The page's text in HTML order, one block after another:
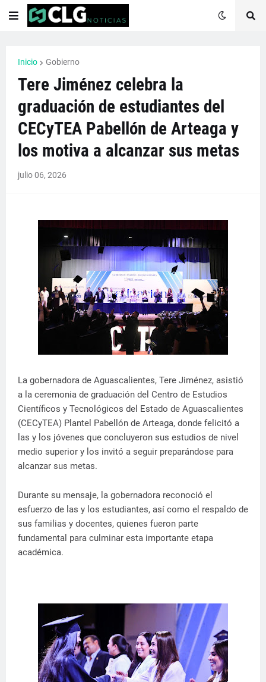
Inicio Gobierno
Tere Jiménez celebra la
graduación de estudiantes del
CECyTEA Pabellón de Arteaga y
los motiva a alcanzar sus metas
julio 06, 2026
La gobernadora de Aguascalientes, Tere Jiménez, asistió
a la ceremonia de graduación del Centro de Estudios
Científicos y Tecnológicos del Estado de Aguascalientes
(CECyTEA) Plantel Pabellón de Arteaga, donde felicitó a
las y los jóvenes que concluyeron sus estudios de nivel
medio superior y los invitó a seguir preparándose para
alcanzar sus metas.
Durante su mensaje, la gobernadora reconoció el
esfuerzo de las y los estudiantes, así como el respaldo de
sus familias y docentes, quienes fueron parte
fundamental para culminar esta importante etapa
académica.